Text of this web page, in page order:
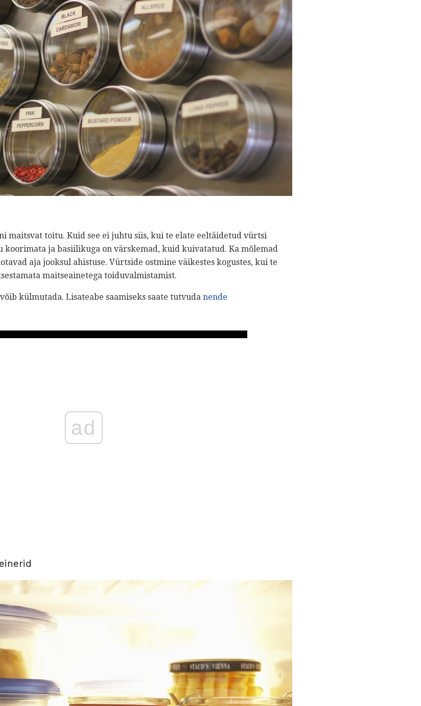
maitsvat toitu. Kuid see ei juhtu siis, kui te elate eeltäidetud vürtsi
ja basiilikuga on värskemad, kuid kuivatatud. Ka mõlemad
aja jooksul ahistuse. Vürtside ostmine väikestes kogustes, kui te
maitseainetega toiduvalmistamist.
külmutada. Lisateabe saamiseks saate tutvuda nende
ad